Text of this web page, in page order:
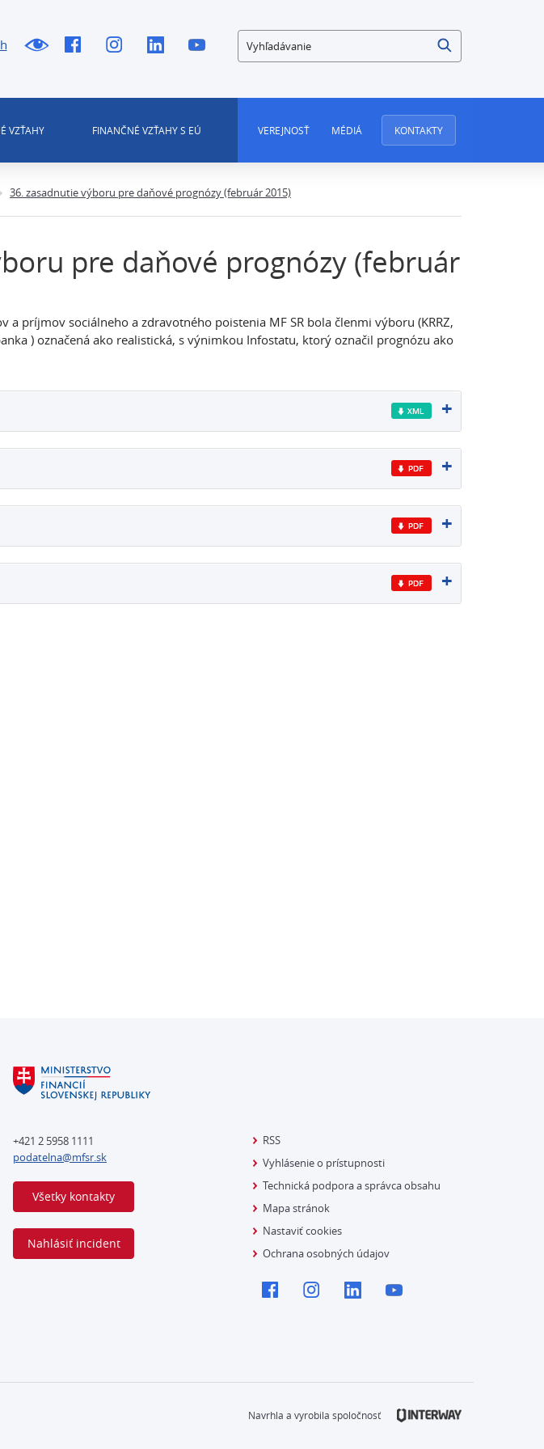
Vyhľadávanie
VZŤAHY FINANČNÉ VZŤAHY S EÚ VEREJNOSŤ MÉDIÁ KONTAKTY
36. zasadnutie výboru pre daňové prognózy (február 2015)
pre daňové prognózy (február
príjmov sociálneho a zdravotného poistenia MF SR bola členmi výboru (KRRZ,
) označená ako realistická, s výnimkou Infostatu, ktorý označil prognózu ako
+421 2 5958 1111
podatelna@mfsr.sk
Všetky kontakty
Nahlásiť incident
RSS
Vyhlásenie o prístupnosti
Technická podpora a správca obsahu
Mapa stránok
Nastaviť cookies
Ochrana osobných údajov
Navrhla a vyrobila spoločnosť